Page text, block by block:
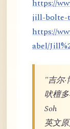
https://
jill-bolte-
https://
abel/
"吉尔
吠檀
Soh
英文原